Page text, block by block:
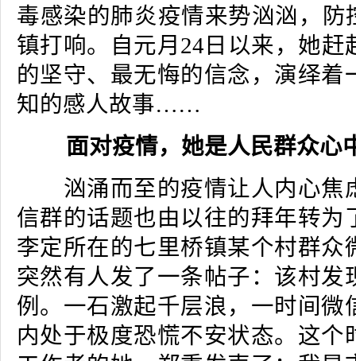
毒感染的肺炎疫情来势汹汹，防
镇打响。自元月24日以来，她赶
的坚守、最无悔的信念，演绎着
知的感人故事……
面对疫情，她是人民群众心
汹涌而至的疫情让人内心焦
信群的话题也由以往的拜年转为
李定所在的七里桥镇某个村群众
突然有人发了一条帖子：该村发
例。一石激起千层浪，一时间微
内处于极度恐慌不安状态。这个